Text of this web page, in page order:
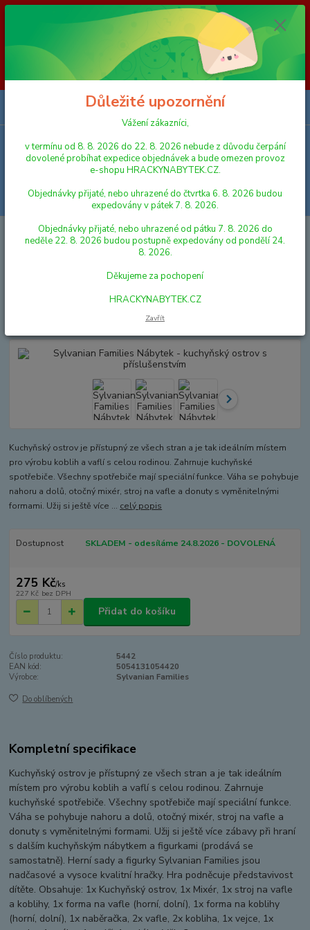
Vážení zákazníci, v termínu od 8. 8. 2026 do 23. 8. 2026 nebude z
důvodu čerpání dovolené probíhat expedice objednávek a bude omezen
provoz e-shopu HRACKYNABYTEK.CZ. Objednávky přijaté, nebo
uhrazené do čtvrtka 6. 8. 2026 budou expedovány v pátek 7. 8. 2026.
Objednávky přijaté, nebo uhrazené od pátku 7. 8. 2026 do neděle 23. 8.
2026 budou postupně expedovány od pondělí 24. 8. 2026. Děkujeme za
pochopení HRACKYNABYTEK.CZ
Menu
Hledat
FIGURKY A ZVÍŘÁTKA
Sylvanian Families Nábytek - kuchyňský
ostrov s příslušenstvím
Sylvanian Families Nábytek -
kuchyňský ostrov s
Kuchyňský ostrov je přístupný ze všech stran a je tak ideálním místem
pro výrobu koblih a vaflí s celou rodinou. Zahrnuje kuchyňské
spotřebiče. Všechny spotřebiče mají speciální funkce. Váha se pohybuje
nahoru a dolů, otočný mixér, stroj na vafle a donuty s vyměnitelnými
formami. Užij si ještě více ... celý popis
Dostupnost SKLADEM - odesíláme 24.8.2026 - DOVOLENÁ
275 Kč/ks
227 Kč bez DPH
Přidat do košíku
Číslo produktu:
5442
EAN kód:
5054131054420
Výrobce:
Sylvanian Families
Do oblíbených
Kompletní specifikace
Kuchyňský ostrov je přístupný ze všech stran a je tak ideálním
místem pro výrobu koblih a vaflí s celou rodinou. Zahrnuje
kuchyňské spotřebiče. Všechny spotřebiče mají speciální funkce.
Váha se pohybuje nahoru a dolů, otočný mixér, stroj na vafle a
donuty s vyměnitelnými formami. Užij si ještě více zábavy při hraní
s dalším kuchyňským nábytkem a figurkami (prodává se
samostatně). Herní sady a figurky Sylvanian Families jsou
nadčasové a vysoce kvalitní hračky. Hra podněcuje představivost
dítěte. Obsahuje: 1x Kuchyňský ostrov, 1x Mixér, 1x stroj na vafle
a koblihy, 1x forma na vafle (horní, dolní), 1x forma na koblihy
(horní, dolní), 1x naběračka, 2x vafle, 2x kobliha, 1x vejce, 1x
Důležité upozornění
Vážení zákazníci,
v termínu od 8. 8. 2026 do 22. 8. 2026 nebude z důvodu čerpání
dovolené probíhat expedice objednávek a bude omezen provoz
e-shopu HRACKYNABYTEK.CZ.
Objednávky přijaté, nebo uhrazené do čtvrtka 6. 8. 2026 budou
expedovány v pátek 7. 8. 2026.
Objednávky přijaté, nebo uhrazené od pátku 7. 8. 2026 do
neděle 22. 8. 2026 budou postupně expedovány od pondělí 24.
8. 2026.
Děkujeme za pochopení
HRACKYNABYTEK.CZ
Zavřít